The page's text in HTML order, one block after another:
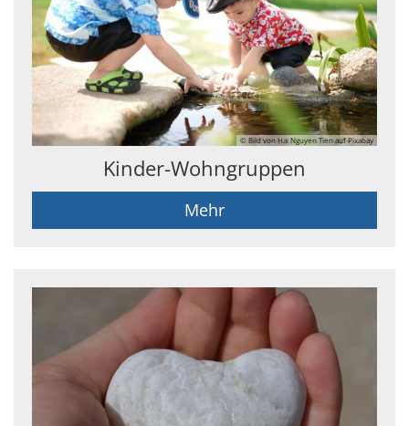
© Bild von Hai Nguyen Tien auf Pixabay
Kinder-Wohngruppen
Mehr